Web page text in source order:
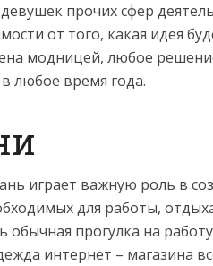
прочих сфер
от того, какая идея
модницей, любое
любое время года.
играет важную роль в
для работы,
обычная прогулка на
интернет – магазина